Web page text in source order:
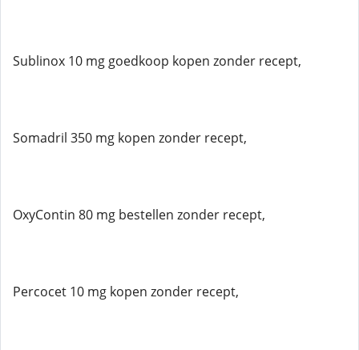
Sublinox 10 mg goedkoop kopen zonder recept,
Somadril 350 mg kopen zonder recept,
OxyContin 80 mg bestellen zonder recept,
Percocet 10 mg kopen zonder recept,